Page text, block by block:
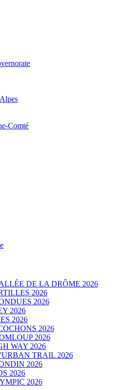
Comté
DE LA DRÔME 2026
2026
2026
2026
2026
2026
2026
WAY 2026
TRAIL 2026
2026
2026
2026